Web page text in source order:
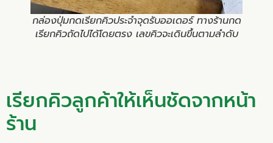
กล่องปุ่มกดเรียกคิวประจำจุดรับออเดอร์ ทางร้านกด
เรียกคิวถัดไปได้โดยตรง เลขคิวจะเดินขึ้นตามลำดับ
เรียกคิวลูกค้าให้เห็นชัดจากหน้า
ร้าน